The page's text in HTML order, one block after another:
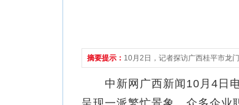
摘要提示： 10月2日，记者探访广西桂平市龙
中新网广西新闻10月4日电